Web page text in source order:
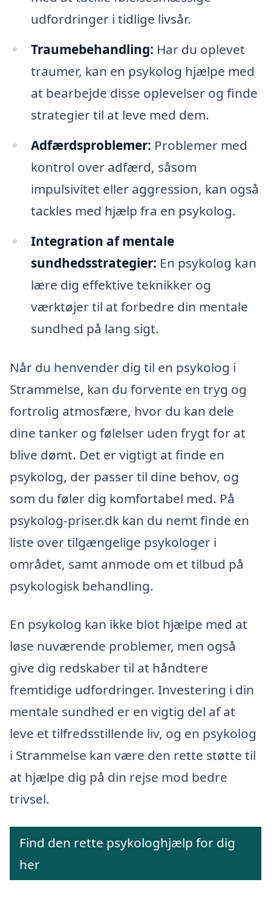
udfordringer i tidlige livsår.
Traumebehandling: Har du oplevet
traumer, kan en psykolog hjælpe med
at bearbejde disse oplevelser og finde
strategier til at leve med dem.
Adfærdsproblemer: Problemer med
kontrol over adfærd, såsom
impulsivitet eller aggression, kan også
tackles med hjælp fra en psykolog.
Integration af mentale
sundhedsstrategier: En psykolog kan
lære dig effektive teknikker og
værktøjer til at forbedre din mentale
sundhed på lang sigt.
Når du henvender dig til en psykolog i
Strammelse, kan du forvente en tryg og
fortrolig atmosfære, hvor du kan dele
dine tanker og følelser uden frygt for at
blive dømt. Det er vigtigt at finde en
psykolog, der passer til dine behov, og
som du føler dig komfortabel med. På
psykolog-priser.dk kan du nemt finde en
liste over tilgængelige psykologer i
området, samt anmode om et tilbud på
psykologisk behandling.
En psykolog kan ikke blot hjælpe med at
løse nuværende problemer, men også
give dig redskaber til at håndtere
fremtidige udfordringer. Investering i din
mentale sundhed er en vigtig del af at
leve et tilfredsstillende liv, og en psykolog
i Strammelse kan være den rette støtte til
at hjælpe dig på din rejse mod bedre
trivsel.
Find den rette psykologhjælp for dig
her